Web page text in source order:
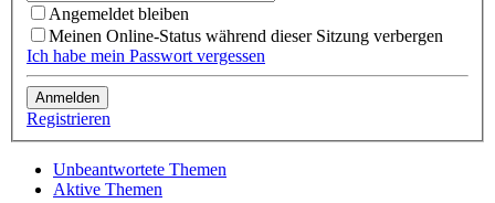
Angemeldet bleiben
Meinen Online-Status während dieser Sitzung verbergen
Ich habe mein Passwort vergessen
Registrieren
Unbeantwortete Themen
Aktive Themen